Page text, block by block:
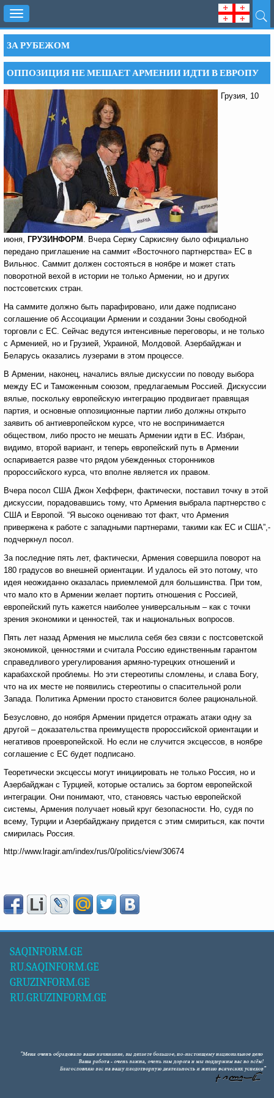
Toggle
navigation
ЗА РУБЕЖОМ
ОППОЗИЦИЯ НЕ МЕШАЕТ АРМЕНИИ ИДТИ В ЕВРОПУ
Грузия, 10
июня, ГРУЗИНФОРМ . Вчера Сержу Саркисяну было официально
передано приглашение на саммит «Восточного партнерства» ЕС в
Вильнюс. Саммит должен состояться в ноябре и может стать
поворотной вехой в истории не только Армении, но и других
постсоветских стран.
На саммите должно быть парафировано, или даже подписано
соглашение об Ассоциации Армении и создании Зоны свободной
торговли с ЕС. Сейчас ведутся интенсивные переговоры, и не только
с Арменией, но и Грузией, Украиной, Молдовой. Азербайджан и
Беларусь оказались лузерами в этом процессе.
В Армении, наконец, начались вялые дискуссии по поводу выбора
между ЕС и Таможенным союзом, предлагаемым Россией. Дискуссии
вялые, поскольку европейскую интеграцию продвигает правящая
партия, и основные оппозиционные партии либо должны открыто
заявить об антиевропейском курсе, что не воспринимается
обществом, либо просто не мешать Армении идти в ЕС. Избран,
видимо, второй вариант, и теперь европейский путь в Армении
оспаривается разве что рядом убежденных сторонников
пророссийского курса, что вполне является их правом.
Вчера посол США Джон Хефферн, фактически, поставил точку в этой
дискуссии, порадовавшись тому, что Армения выбрала партнерство с
США и Европой. “Я высоко оцениваю тот факт, что Армения
привержена к работе с западными партнерами, такими как ЕС и США”,-
подчеркнул посол.
За последние пять лет, фактически, Армения совершила поворот на
180 градусов во внешней ориентации. И удалось ей это потому, что
идея неожиданно оказалась приемлемой для большинства. При том,
что мало кто в Армении желает портить отношения с Россией,
европейский путь кажется наиболее универсальным – как с точки
зрения экономики и ценностей, так и национальных вопросов.
Пять лет назад Армения не мыслила себя без связи с постсоветской
экономикой, ценностями и считала Россию единственным гарантом
справедливого урегулирования армяно-турецких отношений и
карабахской проблемы. Но эти стереотипы сломлены, и слава Богу,
что на их месте не появились стереотипы о спасительной роли
Запада. Политика Армении просто становится более рациональной.
Безусловно, до ноября Армении придется отражать атаки одну за
другой – доказательства преимуществ пророссийской ориентации и
негативов проевропейской. Но если не случится эксцессов, в ноябре
соглашение с ЕС будет подписано.
Теоретически эксцессы могут инициировать не только Россия, но и
Азербайджан с Турцией, которые остались за бортом европейской
интеграции. Они понимают, что, становясь частью европейской
системы, Армения получает новый круг безопасности. Но, судя по
всему, Турции и Азербайджану придется с этим смириться, как почти
смирилась Россия.
http://www.lragir.am/index/rus/0/politics/view/30674
SAQINFORM.GE
RU.SAQINFORM.GE
GRUZINFORM.GE
RU.GRUZINFORM.GE